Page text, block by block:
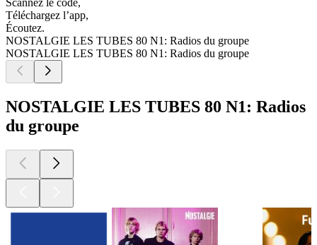
Scannez le code,
Téléchargez l’app,
Écoutez.
NOSTALGIE LES TUBES 80 N1: Radios du groupe
NOSTALGIE LES TUBES 80 N1: Radios du groupe
NOSTALGIE LES TUBES 80 N1: Radios
du groupe